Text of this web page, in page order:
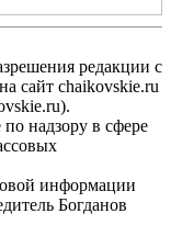
редакции с
сайт chaikovskie.ru
надзору в сфере
информации
Богданов